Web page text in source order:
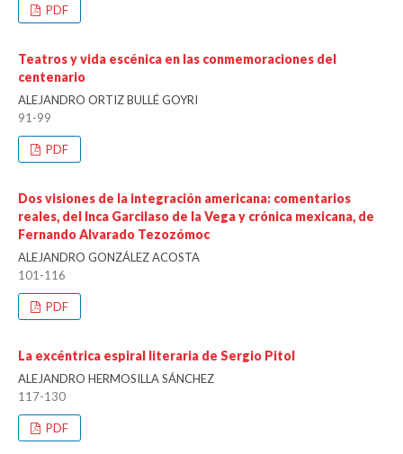
PDF
Teatros y vida escénica en las conmemoraciones del
centenario
ALEJANDRO ORTIZ BULLÉ GOYRI
91-99
PDF
Dos visiones de la integración americana: comentarios
reales, del Inca Garcilaso de la Vega y crónica mexicana, de
Fernando Alvarado Tezozómoc
ALEJANDRO GONZÁLEZ ACOSTA
101-116
PDF
La excéntrica espiral literaria de Sergio Pitol
ALEJANDRO HERMOSILLA SÁNCHEZ
117-130
PDF